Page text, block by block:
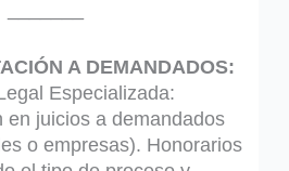
A DEMANDADOS:
Especializada:
en juicios a demandados
o empresas). Honorarios